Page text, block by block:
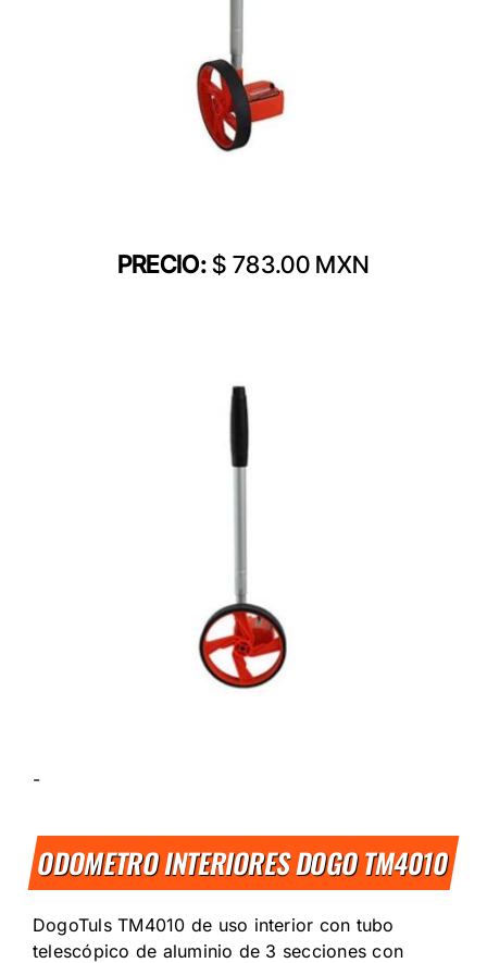
PRECIO:$ 783.00 MXN
-
ODOMETRO INTERIORES DOGO TM4010
DogoTuls TM4010 de uso interior con tubo
telescópico de aluminio de 3 secciones con